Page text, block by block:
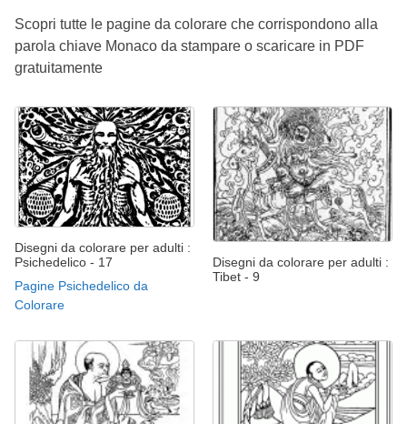
Scopri tutte le pagine da colorare che corrispondono alla
parola chiave Monaco da stampare o scaricare in PDF
gratuitamente
Disegni da colorare per adulti :
Psichedelico - 17
Pagine Psichedelico da
Colorare
Disegni da colorare per adulti :
Tibet - 9